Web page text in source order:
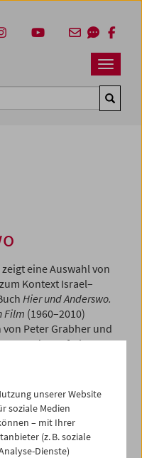
Navbar
zeigt eine Auswahl von
Kontext Israel–
Hier und Anderswo.
Film (1960–2010)
Peter Grabher und
der Auftakt am
und Anderswo
unserer Website
soziale Medien
– mit Ihrer
(z. B. soziale
Dienste)